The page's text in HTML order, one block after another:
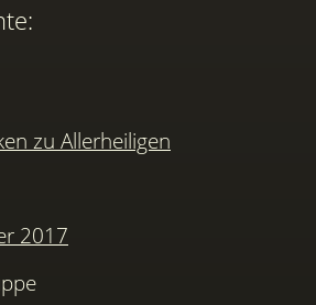
zu Allerheiligen
2017